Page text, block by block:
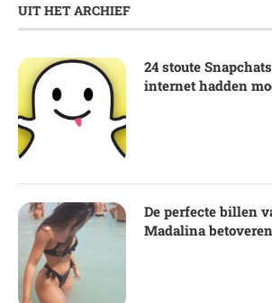
UIT HET ARCHIEF
24 stoute
internet hadden
De perfecte billen
Madalina